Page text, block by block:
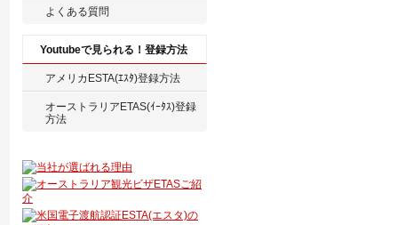
よくある質問
Youtubeで見られる！登録方法
アメリカESTA(ｴｽﾀ)登録方法
オーストラリアETAS(ｲｰﾀｽ)登録
方法